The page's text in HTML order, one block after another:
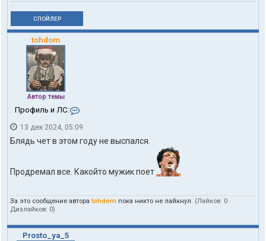
СПОЙЛЕР
tohdom
Автор темы
Профиль и ЛС:
н
т
а
ы
о
л
з
13 дек 2024, 05:09
Блядь чет в этом году не выспался.
Продремал все. Какойто мужик поет
За это сообщение автораtohdom пока никто не лайкнул. (Лайков: 0 ·
Дизлайков: 0)
Prosto_ya_5